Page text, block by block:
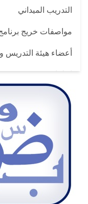
التدريب الميداني
مواصفات خريج برنامج
أعضاء هيئة التدريس
إعلانات